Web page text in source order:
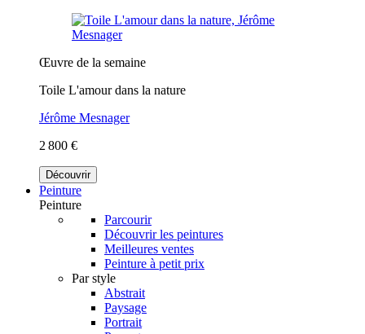
Œuvre de la semaine
Toile L'amour dans la nature
Jérôme Mesnager
2 800 €
Découvrir
Peinture
Peinture
Parcourir
Découvrir les peintures
Meilleures ventes
Peinture à petit prix
Par style
Abstrait
Paysage
Portrait